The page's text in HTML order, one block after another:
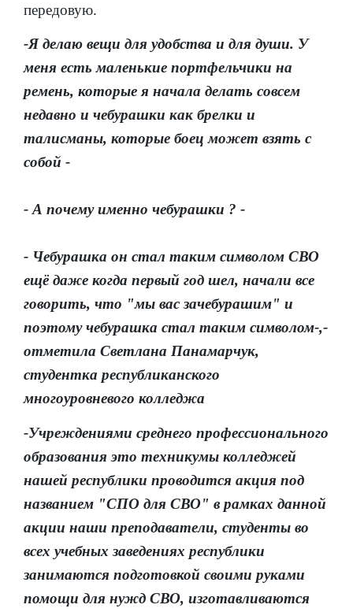
передовую.
-Я делаю вещи для удобства и для души. У
меня есть маленькие портфельчики на
ремень, которые я начала делать совсем
недавно и чебурашки как брелки и
талисманы, которые боец может взять с
собой -
- А почему именно чебурашки ? -
- Чебурашка он стал таким символом СВО
ещё даже когда первый год шел, начали все
говорить, что "мы вас зачебурашим" и
поэтому чебурашка стал таким символом-,-
отметила Светлана Панамарчук,
студентка республиканского
многоуровневого колледжа
-Учреждениями среднего профессионального
образования это техникумы колледжей
нашей республики проводится акция под
названием "СПО для СВО" в рамках данной
акции наши преподаватели, студенты во
всех учебных заведениях республики
занимаются подготовкой своими руками
помощи для нужд СВО, изготавливаются